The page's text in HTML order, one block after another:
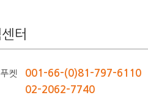
터
켓 001-66-(0)81-797-6110
02-2062-7740